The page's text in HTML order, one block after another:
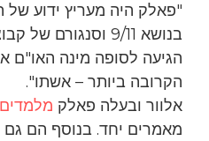
"פאלק היה מעריץ ידוע של
בנושא 9/11 וסנגורם
הגיעה לסופה מינה האו"ם
הקרובה ביותר – אשתו".
אלוור ובעלה פאלק מלמדים
מאמרים יחד. בנוסף הם גם